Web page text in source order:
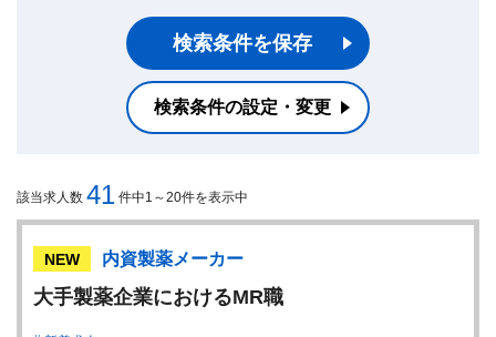
検索条件を保存
検索条件の設定・変更
該当求人数 41 件中1～20件を表示中
NEW 内資製薬メーカー
大手製薬企業におけるMR職